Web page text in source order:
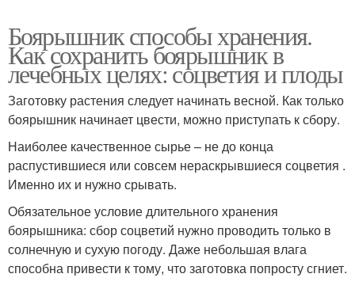
Боярышник способы хранения.
Как сохранить боярышник в
лечебных целях: соцветия и плоды
Заготовку растения следует начинать весной. Как только
боярышник начинает цвести, можно приступать к сбору.
Наиболее качественное сырье – не до конца
распустившиеся или совсем нераскрывшиеся соцветия .
Именно их и нужно срывать.
Обязательное условие длительного хранения
боярышника: сбор соцветий нужно проводить только в
солнечную и сухую погоду. Даже небольшая влага
способна привести к тому, что заготовка попросту сгниет.